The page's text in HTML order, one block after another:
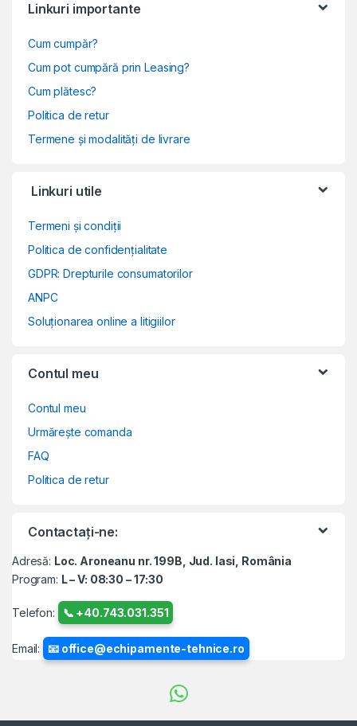
Linkuri importante
Cum cumpăr?
Cum pot cumpără prin Leasing?
Cum plătesc?
Politica de retur
Termene și modalități de livrare
Linkuri utile
Termeni și condiții
Politica de confidențialitate
GDPR: Drepturile consumatorilor
ANPC
Soluționarea online a litigiilor
Contul meu
Contul meu
Urmărește comanda
FAQ
Politica de retur
Contactați-ne:
Adresă: Loc. Aroneanu nr. 199B, Jud. Iasi, România
Program: L – V: 08:30 – 17:30
Telefon: 📞 +40.743.031.351
Email: 📧 office@echipamente-tehnice.ro